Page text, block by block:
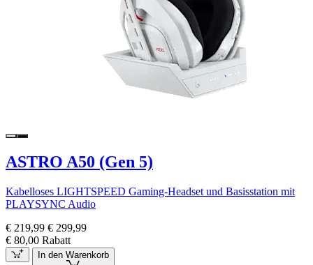
ASTRO A50 (Gen 5)
Kabelloses LIGHTSPEED Gaming-Headset und Basisstation mit
PLAYSYNC Audio
€ 219,99 € 299,99
€ 80,00 Rabatt
In den Warenkorb